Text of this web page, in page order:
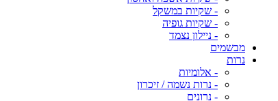
- שקיות במשקל
- שקיות גופיה
- ניילון נצמד
מבשמים
נרות
- אלומיות
- נרות נשמה / זיכרון
- נרונים